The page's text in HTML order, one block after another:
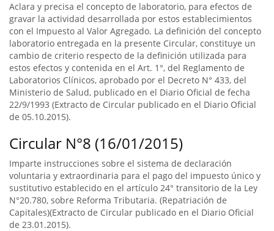
Aclara y precisa el concepto de laboratorio, para efectos de
gravar la actividad desarrollada por estos establecimientos
con el Impuesto al Valor Agregado. La definición del concepto
laboratorio entregada en la presente Circular, constituye un
cambio de criterio respecto de la definición utilizada para
estos efectos y contenida en el Art. 1°, del Reglamento de
Laboratorios Clínicos, aprobado por el Decreto N° 433, del
Ministerio de Salud, publicado en el Diario Oficial de fecha
22/9/1993 (Extracto de Circular publicado en el Diario Oficial
de 05.10.2015).
Circular N°8 (16/01/2015)
Imparte instrucciones sobre el sistema de declaración
voluntaria y extraordinaria para el pago del impuesto único y
sustitutivo establecido en el artículo 24° transitorio de la Ley
N°20.780, sobre Reforma Tributaria. (Repatriación de
Capitales)(Extracto de Circular publicado en el Diario Oficial
de 23.01.2015).